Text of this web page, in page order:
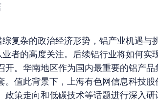
复杂的政治经济形势，铝产业机遇
者的高度关注。后续铝行业将如何
开。华南地区作为国内最重要的铝产
。值此背景下，上海有色网信息科技
策走向和低碳技术等话题进行深入研